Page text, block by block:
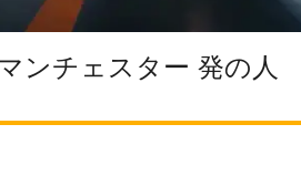
ンチェスター 発の人